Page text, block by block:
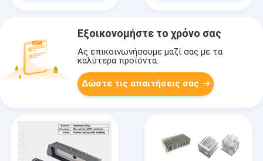
Εξοικονομήστε το χρόνο σας
Ας επικοινωνήσουμε μαζί σας με τα
καλύτερα προϊόντα.
Δώστε τις απαιτήσεις σας